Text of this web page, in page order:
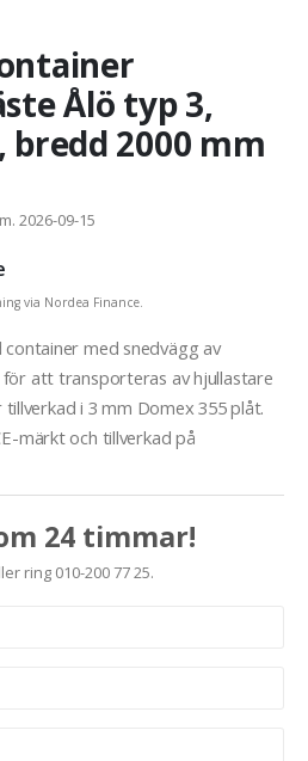
Ålö typ 3,
bredd 2000 mm
2026-09-15
via Nordea Finance.
med snedvägg av
att transporteras av hjullastare
i 3 mm Domex 355 plåt.
märkt och tillverkad på
24 timmar!
ring 010-200 77 25.